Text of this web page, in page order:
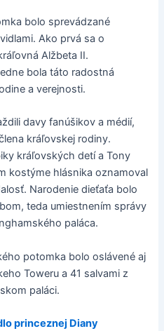
bolo sprevádzané
Ako prvá sa o
Alžbeta II.
bola táto radostná
a verejnosti.
davy fanúšikov a médií,
kráľovskej rodiny.
kráľovských detí a Tony
kostýme hlásnika oznamoval
Narodenie dieťaťa bolo
teda umiestnením správy
paláca.
potomka bolo oslávené aj
Toweru a 41 salvami z
paláci.
princeznej Diany